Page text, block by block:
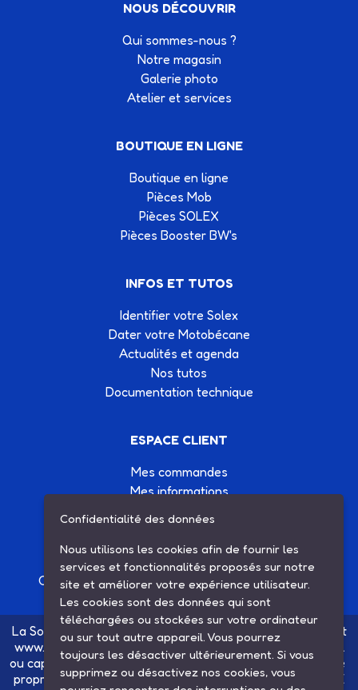
NOUS DÉCOUVRIR
Qui sommes-nous ?
Notre magasin
Galerie photo
Atelier et services
BOUTIQUE EN LIGNE
Boutique en ligne
Pièces Mob
Pièces SOLEX
Pièces Booster BW's
INFOS ET TUTOS
Identifier votre Solex
Dater votre Motobécane
Actualités et agenda
Nos tutos
Documentation technique
ESPACE CLIENT
Mes commandes
Mes informations
Contactez-nous
Création site Internet Factor’IT|Mentions légales
La Société SARL ETS MAUGER, exploitante du site internet
www.ets-mauger.com, n'a aucun lien juridique, commercial
ou capitalistique avec la société SINBAR - Groupe Easybike
propriétaire des marques SOLEX, VELOSOLEX, SOLEXINE
Confidentialité des données
Nous utilisons les cookies afin de fournir les
services et fonctionnalités proposés sur notre
site et améliorer votre expérience utilisateur.
Les cookies sont des données qui sont
téléchargées ou stockées sur votre ordinateur
ou sur tout autre appareil. Vous pourrez
toujours les désactiver ultérieurement. Si vous
supprimez ou désactivez nos cookies, vous